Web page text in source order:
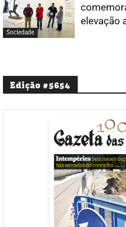
Sociedade
elevação
Edição #5654